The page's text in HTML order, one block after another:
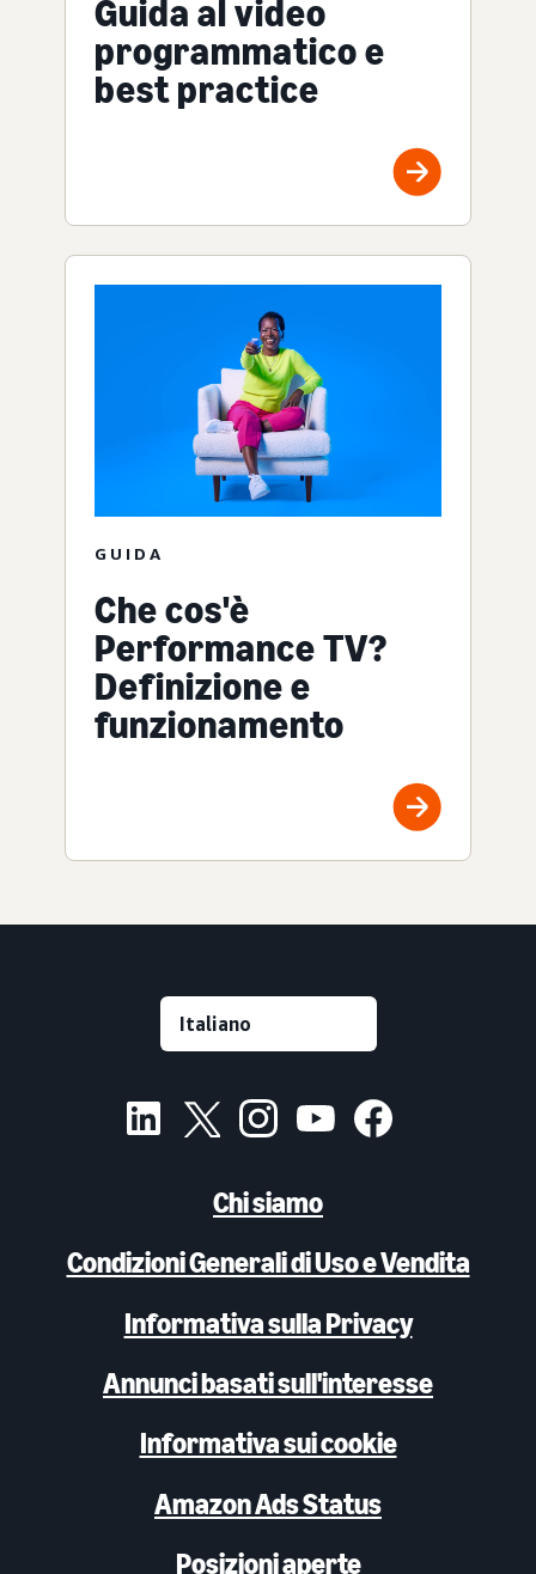
Guida al video
programmatico e
best practice
GUIDA
Che cos'è
Performance TV?
Definizione e
funzionamento
Chi siamo
Condizioni Generali di Uso e Vendita
Informativa sulla Privacy
Annunci basati sull'interesse
Informativa sui cookie
Amazon Ads Status
Posizioni aperte